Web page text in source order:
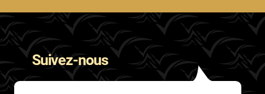
Suivez-nous